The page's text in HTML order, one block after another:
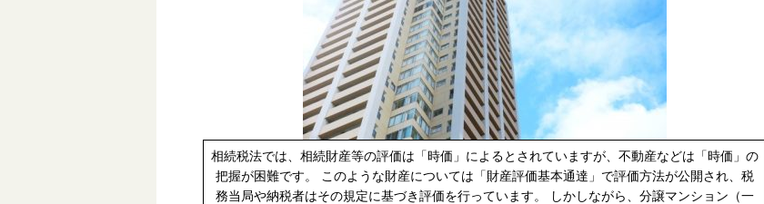
相続税法では、相続財産等の評価は「時価」によるとされていますが、不動産などは「時価」の
把握が困難です。 このような財産については「財産評価基本通達」で評価方法が公開され、税
務当局や納税者はその規定に基づき評価を行っています。 しかしながら、分譲マンション（一